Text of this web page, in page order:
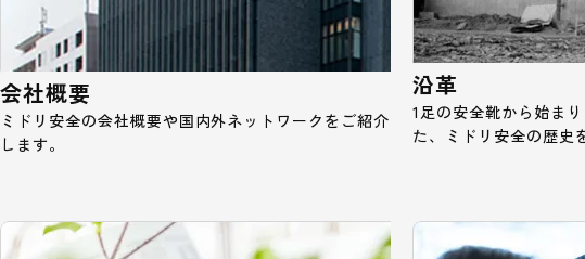
会社概要
ミドリ安全の会社概要や国内外ネットワークをご紹介
します。
沿革
1足の安全靴から始ま
た、ミドリ安全の歴史